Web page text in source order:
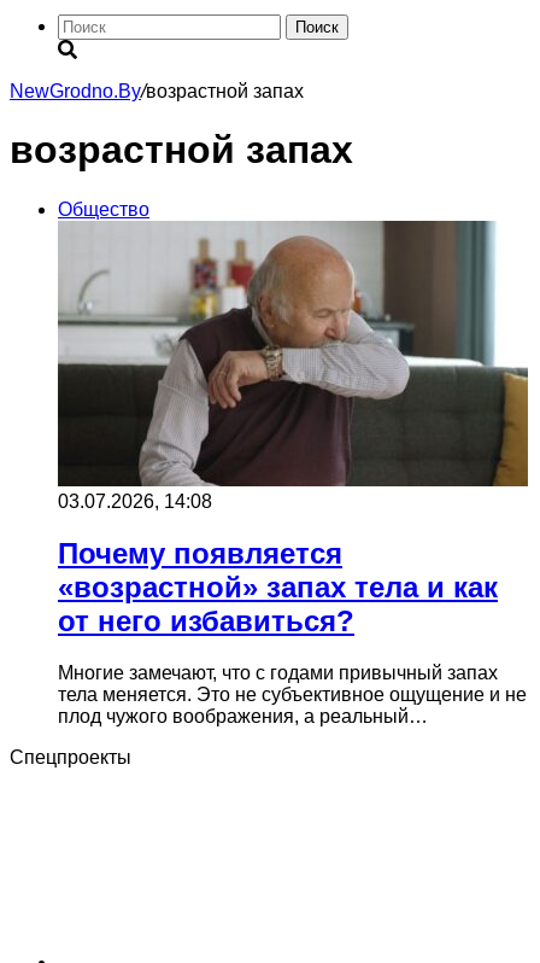
Поиск
NewGrodno.By/возрастной запах
возрастной запах
Общество
03.07.2026, 14:08
Почему появляется
«возрастной» запах тела и как
от него избавиться?
Многие замечают, что с годами привычный запах
тела меняется. Это не субъективное ощущение и не
плод чужого воображения, а реальный…
Спецпроекты